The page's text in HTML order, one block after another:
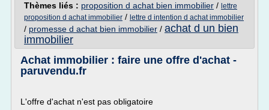
Thèmes liés : proposition d achat bien immobilier / lettre
proposition d achat immobilier / lettre d intention d achat immobilier
/ promesse d achat bien immobilier / achat d un bien
immobilier
Achat immobilier : faire une offre d'achat -
paruvendu.fr
L'offre d'achat n'est pas obligatoire